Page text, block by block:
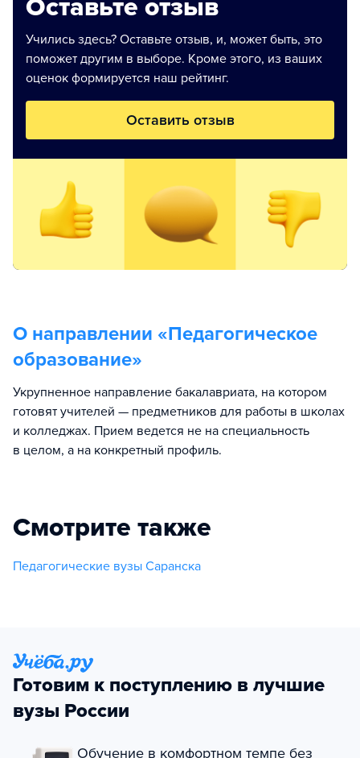
Оставьте отзыв
Учились здесь? Оставьте отзыв, и, может быть, это
поможет другим в выборе. Кроме этого, из ваших
оценок формируется наш рейтинг.
Оставить отзыв
О направлении «Педагогическое
образование»
Укрупненное направление бакалавриата, на котором
готовят учителей — предметников для работы в школах
и колледжах. Прием ведется не на специальность
в целом, а на конкретный профиль.
Смотрите также
Педагогические вузы Саранска
Готовим к поступлению в лучшие
вузы России
Обучение в комфортном темпе без